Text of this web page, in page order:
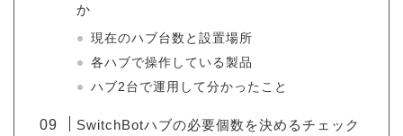
か
現在のハブ台数と設置場所
各ハブで操作している製品
ハブ2台で運用して分かったこと
SwitchBotハブの必要個数を決めるチェック